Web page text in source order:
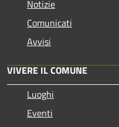
Notizie
Comunicati
Avvisi
VIVERE IL COMUNE
Luoghi
Eventi